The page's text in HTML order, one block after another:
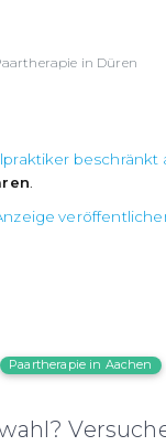
in Düren
beschränkt
.
Paartherapie in Aachen